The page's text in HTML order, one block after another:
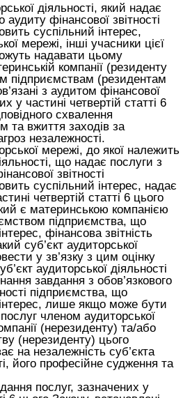
діяльності, який надає
аудиту фінансової звітності
суспільний інтерес,
мережі, інші учасники цієї
надавати цьому
компанії (резиденту
підприємствам (резидентам
з аудитом фінансової
у частині четвертій статті 6
схвалення
та вжиття заходів за
незалежності.
мережі, до якої належить
що надає послуги з
звітності
суспільний інтерес, надає
четвертій статті 6 цього
є материнською компанією
підприємства, що
фінансова звітність
суб’єкт аудиторської
у зв’язку з цим оцінку
аудиторської діяльності
завдання з обов’язкового
підприємства, що
лише якщо може бути
членом аудиторської
(нерезиденту) та/або
(нерезиденту) цього
на незалежність суб’єкта
його професійне судження та
послуг, зазначених у